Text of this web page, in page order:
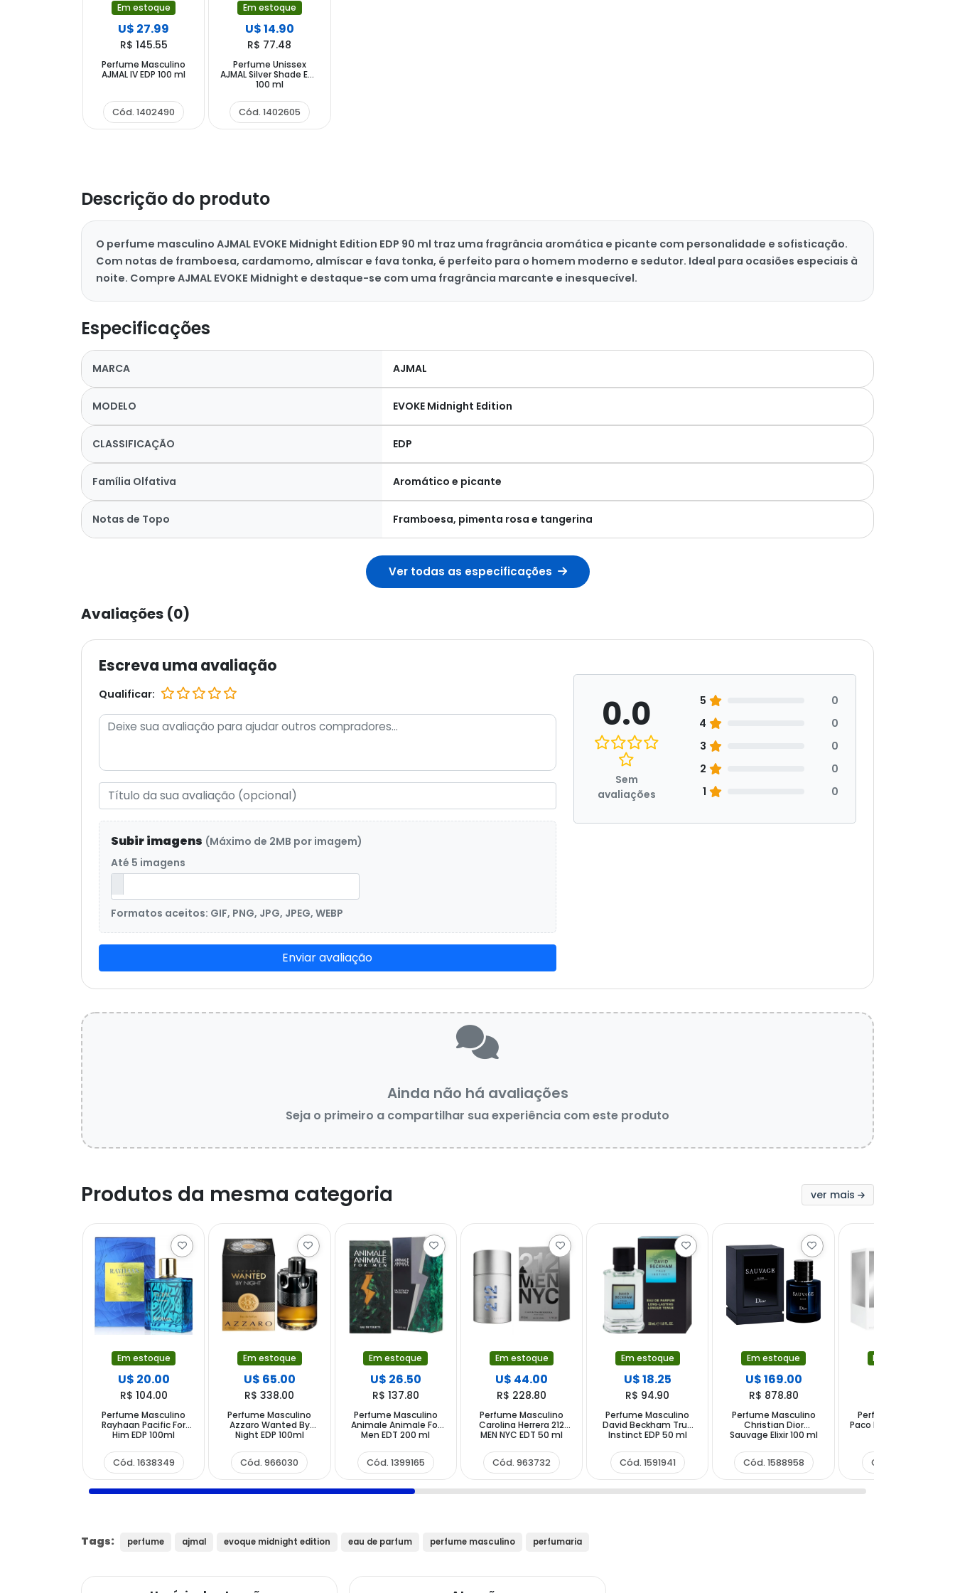
Em estoque
U$ 27.99
R$ 145.55
Perfume Masculino
AJMAL IV EDP 100 ml
Cód. 1402490
Em estoque
U$ 14.90
R$ 77.48
Perfume Unissex
AJMAL Silver Shade EDP
100 ml
Cód. 1402605
Descrição do produto
O perfume masculino AJMAL EVOKE Midnight Edition EDP 90 ml traz uma fragrância aromática e picante com personalidade e sofisticação.
Com notas de framboesa, cardamomo, almíscar e fava tonka, é perfeito para o homem moderno e sedutor. Ideal para ocasiões especiais à
noite. Compre AJMAL EVOKE Midnight e destaque-se com uma fragrância marcante e inesquecível.
Especificações
MARCA AJMAL
MODELO EVOKE Midnight Edition
CLASSIFICAÇÃO EDP
Família Olfativa Aromático e picante
Notas de Topo Framboesa, pimenta rosa e tangerina
Ver todas as especificações
Avaliações (0)
Escreva uma avaliação
Qualificar:
Subir imagens (Máximo de 2MB por imagem)
Até 5 imagens
Formatos aceitos: GIF, PNG, JPG, JPEG, WEBP
Enviar avaliação
0.0
Sem
avaliações
5
0
4
0
3
0
2
0
1
0
Ainda não há avaliações
Seja o primeiro a compartilhar sua experiência com este produto
Produtos da mesma categoria ver mais
Em estoque
U$ 20.00
R$ 104.00
Perfume Masculino
Rayhaan Pacific For
Him EDP 100ml
Cód. 1638349
Em estoque
U$ 65.00
R$ 338.00
Perfume Masculino
Azzaro Wanted By
Night EDP 100ml
Cód. 966030
Em estoque
U$ 26.50
R$ 137.80
Perfume Masculino
Animale Animale For
Men EDT 200 ml
Cód. 1399165
Em estoque
U$ 44.00
R$ 228.80
Perfume Masculino
Carolina Herrera 212
MEN NYC EDT 50 ml
Cód. 963732
Em estoque
U$ 18.25
R$ 94.90
Perfume Masculino
David Beckham True
Instinct EDP 50 ml
Cód. 1591941
Em estoque
U$ 169.00
R$ 878.80
Perfume Masculino
Christian Dior
Sauvage Elixir 100 ml
Cód. 1588958
Em estoque
Perfume Masculino
Paco Rabanne Invictus
Cód. 970174
Tags: perfume ajmal evoque midnight edition eau de parfum perfume masculino perfumaria